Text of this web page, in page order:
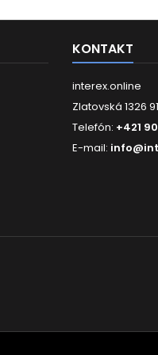
KONTAKT
interex.online
Zlatovská 1326
Telefón: +421
E-mail: